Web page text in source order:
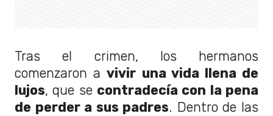
Tras el crimen, los hermanos
comenzaron avivir una vida llena de
lujos, que se contradecía con la pena
de perder a sus padres. Dentro de las